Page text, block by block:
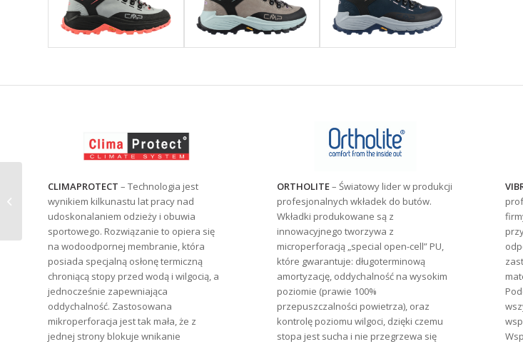
CLIMAPROTECT – Technologia jest
wynikiem kilkunastu lat pracy nad
udoskonalaniem odzieży i obuwia
sportowego. Rozwiązanie to opiera się
na wodoodpornej membranie, która
posiada specjalną osłonę termiczną
chroniącą stopy przed wodą i wilgocią, a
jednocześnie zapewniająca
oddychalność. Zastosowana
mikroperforacja jest tak mała, że z
jednej strony blokuje wnikanie
ORTHOLITE– Światowy lider w produkcji
profesjonalnych wkładek do butów.
Wkładki produkowane są z
innowacyjnego tworzywa z
microperforacją „special open-cell” PU,
które gwarantuje: długoterminową
amortyzację, oddychalność na wysokim
poziomie (prawie 100%
przepuszczalności powietrza), oraz
kontrolę poziomu wilgoci, dzięki czemu
stopa jest sucha i nie przegrzewa się
BUTY TREKKINGOWE MĘSKIE CMP
TYTANUS MID WP